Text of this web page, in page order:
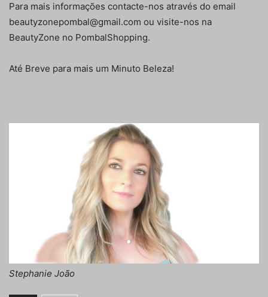
Para mais informações contacte-nos através do email
beautyzonepombal@gmail.com ou visite-nos na
BeautyZone no PombalShopping.
Até Breve para mais um Minuto Beleza!
Stephanie João